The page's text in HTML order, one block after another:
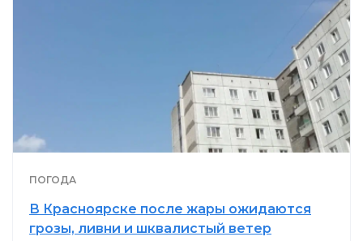
ПОГОДА
В Красноярске после жары ожидаются
грозы, ливни и шквалистый ветер